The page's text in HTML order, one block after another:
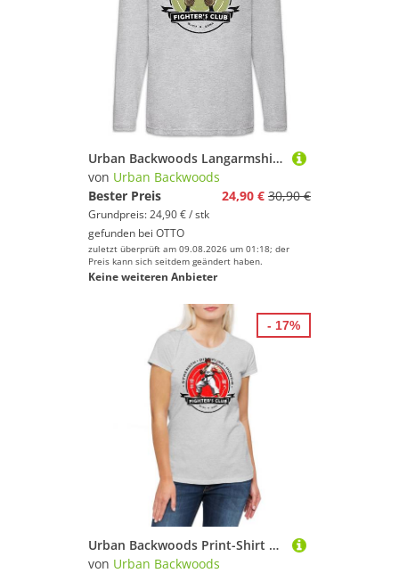
Urban Backwoods Langarmshirt Fighter's Club Guile II Langarm T-Shirt Fighter SF Karate Hadouken Ryu (1-tlg) Street Ken Kung Fu
von Urban Backwoods
Bester Preis
24,90 € 30,90 €
Grundpreis: 24,90 € / stk
gefunden bei OTTO
zuletzt überprüft am 09.08.2026 um 01:18; der
Preis kann sich seitdem geändert haben.
Keine weiteren Anbieter
Urban Backwoods Print-Shirt Fighter's Club Ryu II Damen T-Shirt Fighter SF Karate Hadouken Street (1-tlg) Ken Kung Fu Martial
von Urban Backwoods
- 17%